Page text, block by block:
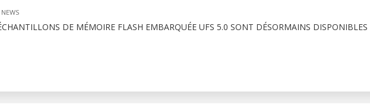
DE MÉMOIRE FLASH EMBARQUÉE UFS 5.0 SONT DÉSORMAINS DISPONIBLES